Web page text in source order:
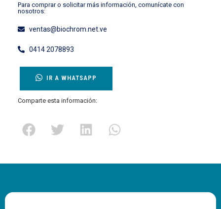
Para comprar o solicitar más información, comunícate con
nosotros:
ventas@biochrom.net.ve
0414 2078893
IR A WHATSAPP
Comparte esta información: